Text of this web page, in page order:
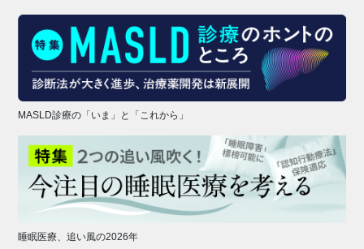
MASLD診療の「いま」と「これから」
睡眠医療、追い風の2026年